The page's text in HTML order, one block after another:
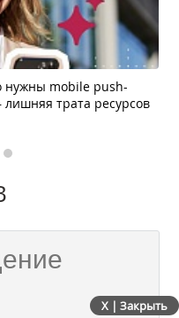
нужны mobile push-
лишняя трата ресурсов
X | Закрыть